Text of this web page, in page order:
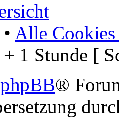
• Alle Cookies
1 Stunde [
phpBB®